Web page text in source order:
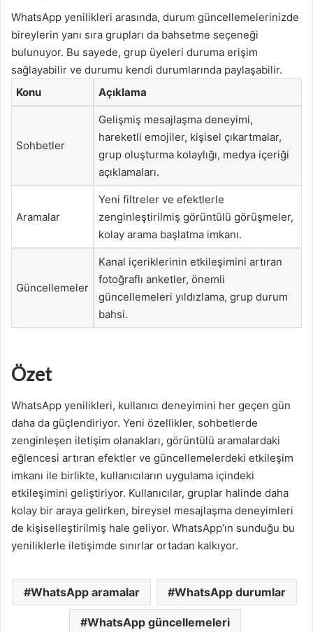
WhatsApp yenilikleri arasında, durum güncellemelerinizde
bireylerin yanı sıra grupları da bahsetme seçeneği
bulunuyor. Bu sayede, grup üyeleri duruma erişim
sağlayabilir ve durumu kendi durumlarında paylaşabilir.
Konu
Açıklama
Sohbetler
Gelişmiş mesajlaşma deneyimi,
hareketli emojiler, kişisel çıkartmalar,
grup oluşturma kolaylığı, medya içeriği
açıklamaları.
Aramalar
Yeni filtreler ve efektlerle
zenginleştirilmiş görüntülü görüşmeler,
kolay arama başlatma imkanı.
Güncellemeler
Kanal içeriklerinin etkileşimini artıran
fotoğraflı anketler, önemli
güncellemeleri yıldızlama, grup durum
bahsi.
Özet
WhatsApp yenilikleri, kullanıcı deneyimini her geçen gün
daha da güçlendiriyor. Yeni özellikler, sohbetlerde
zenginleşen iletişim olanakları, görüntülü aramalardaki
eğlencesi artıran efektler ve güncellemelerdeki etkileşim
imkanı ile birlikte, kullanıcıların uygulama içindeki
etkileşimini geliştiriyor. Kullanıcılar, gruplar halinde daha
kolay bir araya gelirken, bireysel mesajlaşma deneyimleri
de kişiselleştirilmiş hale geliyor. WhatsApp’ın sunduğu bu
yeniliklerle iletişimde sınırlar ortadan kalkıyor.
WhatsApp aramalar WhatsApp durumlar
WhatsApp güncellemeleri